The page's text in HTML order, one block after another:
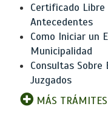
Certificado
Antecedentes
Como Iniciar un
Municipalidad
Consultas Sobre
Juzgados
MÁS TRÁMITES